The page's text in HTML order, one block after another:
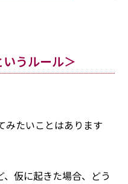
民間企業・団体イベント
NEWS
うルール＞
みたいことはあります
仮に起きた場合、どう